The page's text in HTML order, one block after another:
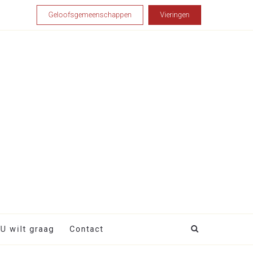
Geloofsgemeenschappen Vieringen
U wilt graag Contact